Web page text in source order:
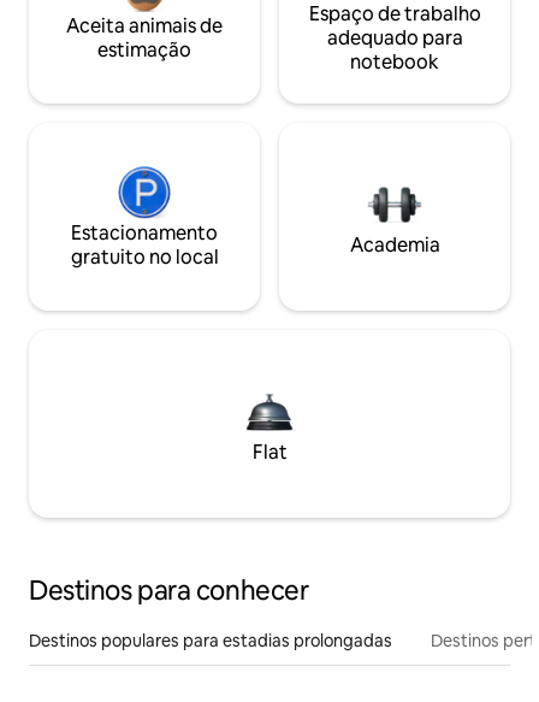
Aceita animais de
estimação
Espaço de trabalho
adequado para
notebook
Estacionamento
gratuito no local
Academia
Flat
Destinos para conhecer
Destinos populares para estadias prolongadas Destinos